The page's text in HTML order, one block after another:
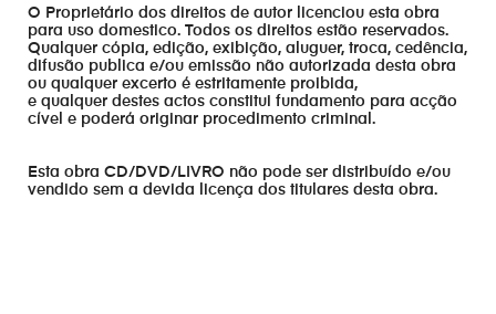
O Proprietário dos direitos de autor licenciou esta obra
para uso domestico. Todos os direitos estão reservados.
Qualquer cópia, edição, exibição, aluguer, troca, cedência,
difusão publica e/ou emissão não autorizada desta obra
ou qualquer excerto é estritamente proibida,
e qualquer destes actos constitui fundamento para acção
cível e poderá originar procedimento criminal.
Esta obra CD/DVD/LIVRO não pode ser distribuído e/ou
vendido sem a devida licença dos titulares desta obra.